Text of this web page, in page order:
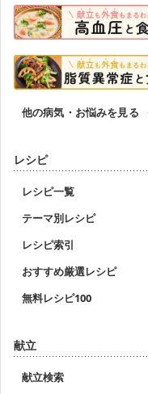
他の病気・お悩みを見る
レシピ
レシピ一覧
テーマ別レシピ
レシピ索引
おすすめ厳選レシピ
無料レシピ100
献立
献立検索